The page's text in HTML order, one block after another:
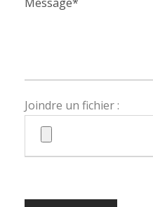
Joindre un fichier :